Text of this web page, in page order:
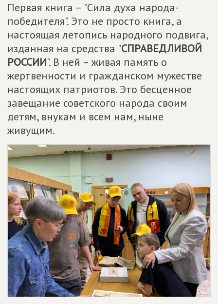
Первая книга – "Сила духа народа-
победителя". Это не просто книга, а
настоящая летопись народного подвига,
изданная на средства "СПРАВЕДЛИВОЙ
РОССИИ". В ней – живая память о
жертвенности и гражданском мужестве
настоящих патриотов. Это бесценное
завещание советского народа своим
детям, внукам и всем нам, ныне
живущим.